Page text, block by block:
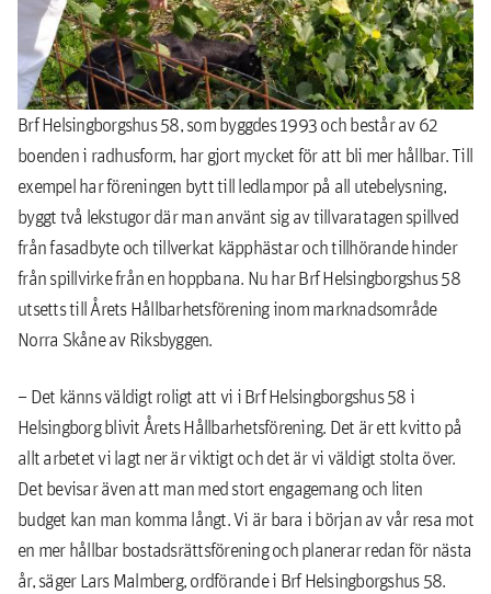
Brf Helsingborgshus 58, som byggdes 1993 och består av 62
boenden i radhusform, har gjort mycket för att bli mer hållbar. Till
exempel har föreningen bytt till ledlampor på all utebelysning,
byggt två lekstugor där man använt sig av tillvaratagen spillved
från fasadbyte och tillverkat käpphästar och tillhörande hinder
från spillvirke från en hoppbana. Nu har Brf Helsingborgshus 58
utsetts till Årets Hållbarhetsförening inom marknadsområde
Norra Skåne av Riksbyggen.
– Det känns väldigt roligt att vi i Brf Helsingborgshus 58 i
Helsingborg blivit Årets Hållbarhetsförening. Det är ett kvitto på
allt arbetet vi lagt ner är viktigt och det är vi väldigt stolta över.
Det bevisar även att man med stort engagemang och liten
budget kan man komma långt. Vi är bara i början av vår resa mot
en mer hållbar bostadsrättsförening och planerar redan för nästa
år, säger Lars Malmberg, ordförande i Brf Helsingborgshus 58.